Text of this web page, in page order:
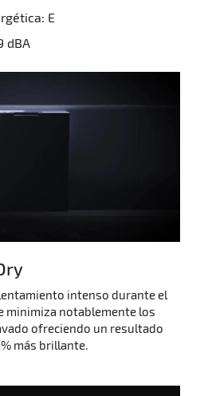
E
dBA
intenso durante el
minimiza notablemente los
ofreciendo un resultado
más brillante.